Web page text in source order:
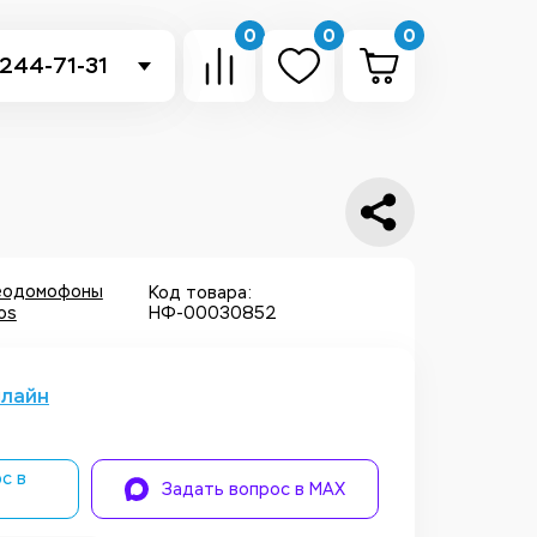
71-31
Telegram
0 0 0
Код товара:
НФ-00030852
в
Задать вопрос в MAX